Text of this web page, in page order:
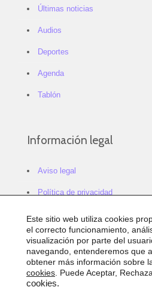
Últimas noticias
Audios
Deportes
Agenda
Tablón
Información legal
Aviso legal
Política de privacidad
Política de cookies
Configurar cookies
Sitemap
Accesibilidad
Este sitio web utiliza cookies
el correcto funcionamiento,
visualización por parte del
navegando, entenderemos que
obtener más información sobre
cookies . Puede Aceptar,
cookies.